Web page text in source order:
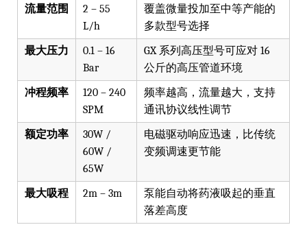
流量范围
2 – 55
L/h
覆盖微量投加至中等产能的
多款型号选择
最大压力
0.1 – 16
Bar
GX 系列高压型号可应对 16
公斤的高压管道环境
冲程频率
120 – 240
SPM
频率越高，流量越大，支持
通讯协议线性调节
额定功率
30W /
60W /
65W
电磁驱动响应迅速，比传统
变频调速更节能
最大吸程 2m – 3m
泵能自动将药液吸起的垂直
落差高度